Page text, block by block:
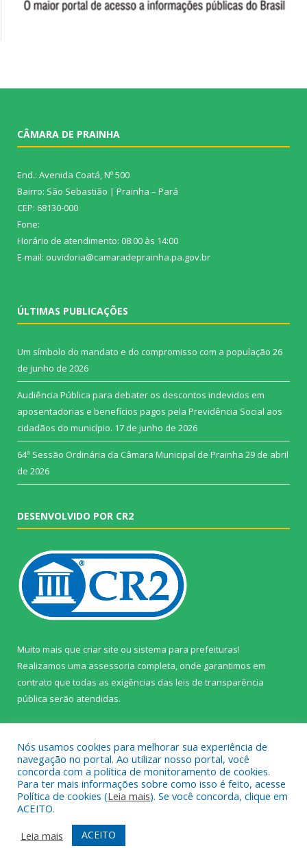
CÂMARA DE PRAINHA
End.: Avenida Coatá, Nº 500
Bairro: São Sebastião | Prainha – Pará
CEP: 68130-000
Fone:
Horário de atendimento: 08:00 às 14:00
E-mail: ouvidoria@camaradeprainha.pa.gov.br
ÚLTIMAS PUBLICAÇÕES
Um símbolo do mandato e do compromisso com a população 26
de junho de 2026
Audiência Pública para debater os descontos indevidos em
aposentadorias e benefícios pagos pela Previdência Social aos
cidadãos do município. 17 de junho de 2026
64ª Sessão Ordinária da Câmara Municipal de Prainha 29 de abril
de 2026
DESENVOLVIDO POR CR2
Muito mais que criar site ou sistema para prefeituras!
Realizamos uma assessoria completa, onde garantimos em
contrato que todas as exigências das leis de transparência
pública serão atendidas.
Todos os direitos reservados a Câmara Municipal de Prainha.
Mapa do Site
Acessar Área Administrativa
Acessar Webmail
Nós usamos cookies para melhorar sua experiência de
navegação no portal. Ao utilizar nosso portal, você
concorda com a política de monitoramento de cookies.
Para ter mais informações sobre como isso é feito, acesse
Política de cookies (Leia mais). Se você concorda, clique em
ACEITO.
Leia mais
ACEITO